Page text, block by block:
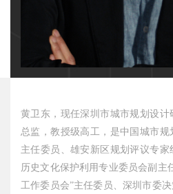
黄卫东，现任深圳市城市规划设
总监，教授级高工，是中国城市规
主任委员、雄安新区规划评议专
历史文化保护利用专业委员会副主
工作委员会”主任委员、深圳市委